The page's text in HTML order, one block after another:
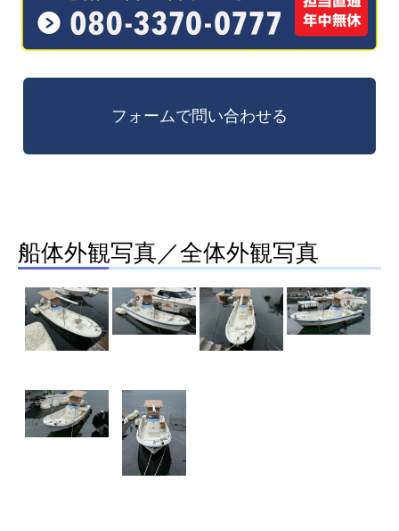
船体外観写真／全体外観写真